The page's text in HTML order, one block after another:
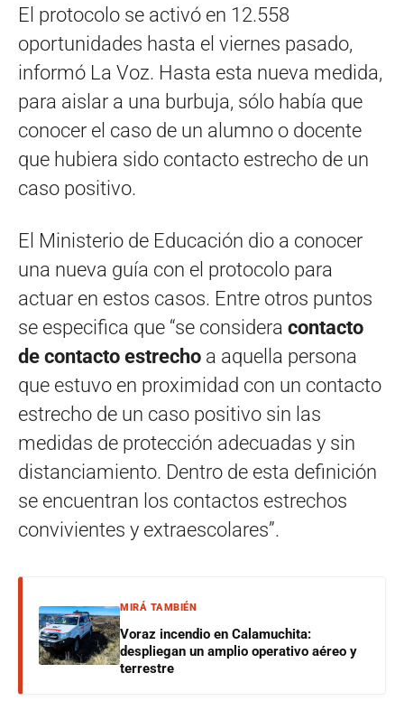
El protocolo se activó en 12.558
oportunidades hasta el viernes pasado,
informó La Voz. Hasta esta nueva medida,
para aislar a una burbuja, sólo había que
conocer el caso de un alumno o docente
que hubiera sido contacto estrecho de un
caso positivo.
El Ministerio de Educación dio a conocer
una nueva guía con el protocolo para
actuar en estos casos. Entre otros puntos
se especifica que “se considera contacto
de contacto estrecho a aquella persona
que estuvo en proximidad con un contacto
estrecho de un caso positivo sin las
medidas de protección adecuadas y sin
distanciamiento. Dentro de esta definición
se encuentran los contactos estrechos
convivientes y extraescolares”.
MIRÁ TAMBIÉN
Voraz incendio en Calamuchita:
despliegan un amplio operativo aéreo y
terrestre